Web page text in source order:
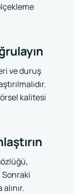
ve duruş
kalitesi
Sonraki